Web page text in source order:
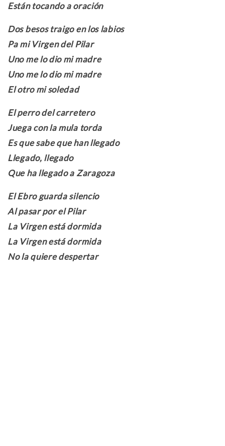
Están tocando a oración
Dos besos traigo en los labios
Pa mi Virgen del Pilar
Uno me lo dio mi madre
Uno me lo dio mi madre
El otro mi soledad
El perro del carretero
Juega con la mula torda
Es que sabe que han llegado
Llegado, llegado
Que ha llegado a Zaragoza
El Ebro guarda silencio
Al pasar por el Pilar
La Virgen está dormida
La Virgen está dormida
No la quiere despertar